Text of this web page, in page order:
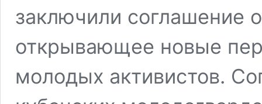
заключили соглашение
открывающее новые
молодых активистов.